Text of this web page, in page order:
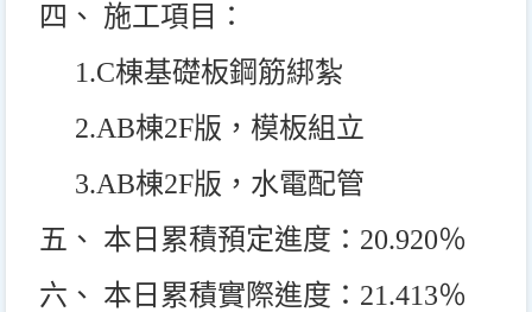
四、 施工項目：
1.C棟基礎板鋼筋綁紮
2.AB棟2F版，模板組立
3.AB棟2F版，水電配管
五、 本日累積預定進度：20.920％
六、 本日累積實際進度：21.413％